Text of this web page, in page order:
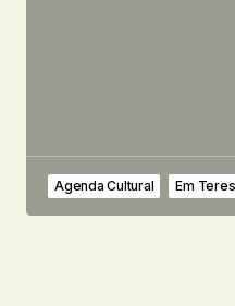
Agenda Cultural Em